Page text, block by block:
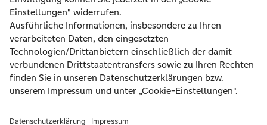
eingerichtet, kompetente Beratung,
sympatischer Baugutachter. Kaufberatung
empfehlenswert!!
Alle Rezensionen sind aufausgezeichnet.org zu finden.